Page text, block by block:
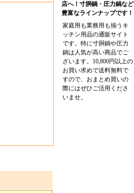
店へ！寸胴鍋・圧力鍋など
豊富なラインナップです！
家庭用も業務用も揃うキ
ッチン用品の通販サイト
です。特に寸胴鍋や圧力
鍋は人気が高い商品でご
ざいます。10,800円以上の
お買い求めで送料無料で
すので、おまとめ買いの
際にはぜひご活用くださ
いませ。